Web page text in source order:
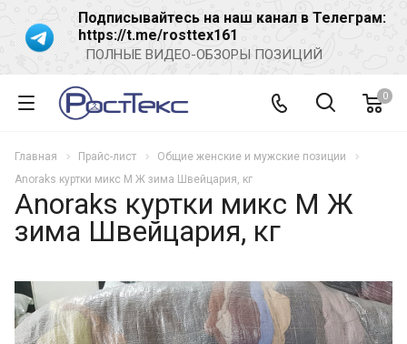
Подписывайтесь на наш канал в Телеграм:
https://t.me/rosttex161
ПОЛНЫЕ ВИДЕО-ОБЗОРЫ ПОЗИЦИЙ
0
Главная Прайс-лист
Общие женские и мужские позиции
Anoraks куртки микс М Ж зима Швейцария, кг
Anoraks куртки микс М Ж
зима Швейцария, кг